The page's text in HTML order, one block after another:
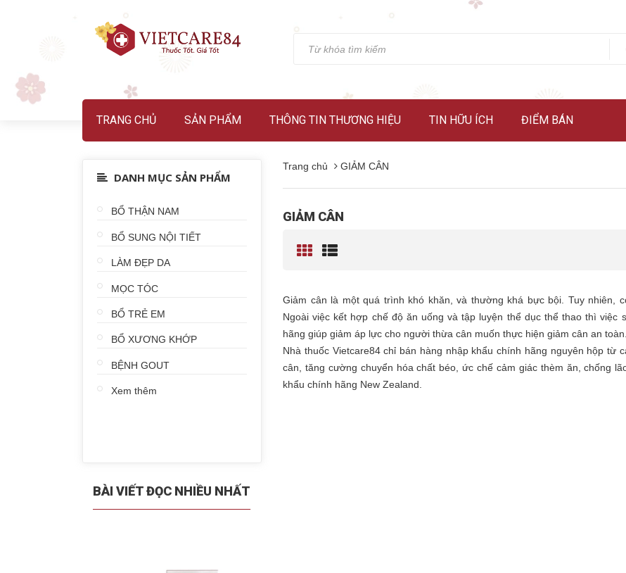
TRANG CHỦ SẢN PHẨM THÔNG TIN THƯƠNG HIỆU TIN HỮU ÍCH ĐIỂM BÁN
DANH MỤC SẢN PHẨM
BỔ THẬN NAM
BỔ SUNG NỘI TIẾT
LÀM ĐẸP DA
MỌC TÓC
BỔ TRẺ EM
BỔ XƯƠNG KHỚP
BỆNH GOUT
Xem thêm
BÀI VIẾT ĐỌC NHIỀU NHẤT
Trang chủ GIẢM CÂN
GIẢM CÂN
Giảm cân là một quá trình khó khăn, và thường khá bực bội. Tuy nhiên,
Ngoài việc kết hợp chế độ ăn uống và tập luyện thể dục thể thao thì
hãng giúp giảm áp lực cho người thừa cân muốn thực hiện giảm cân an toàn.
Nhà thuốc Vietcare84 chỉ bán hàng nhập khẩu chính hãng nguyên hộp từ
cân, tăng cường chuyển hóa chất béo, ức chế cảm giác thèm ăn, chống
khẩu chính hãng New Zealand.